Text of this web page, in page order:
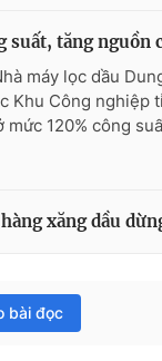
suất, tăng nguồn
máy lọc dầu
Khu Công nghiệp
mức 120% công
xăng dầu
bài đọc